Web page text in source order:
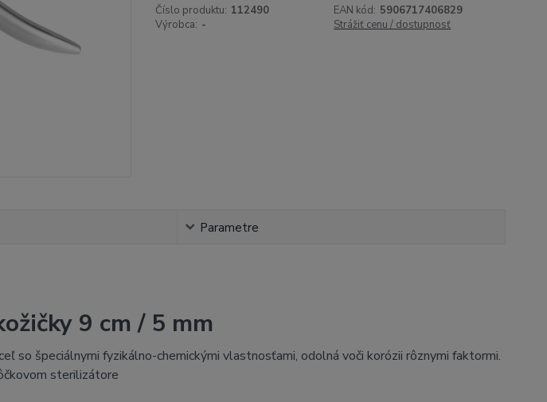
Číslo produktu: 112490 EAN kód: 5906717406829
Výrobca: - Strážiť cenu / dostupnosť
Parametre
9 cm / 5 mm
so špeciálnymi fyzikálno-chemickými vlastnosťami, odolná voči korózii rôznymi faktormi.
sterilizátore